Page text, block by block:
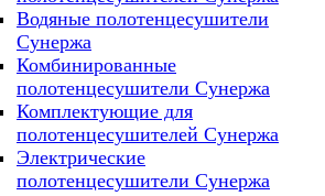
Водяные полотенцесушители
Сунержа
Комбинированные
полотенцесушители Сунержа
Комплектующие для
полотенцесушителей Сунержа
Электрические
полотенцесушители Сунержа